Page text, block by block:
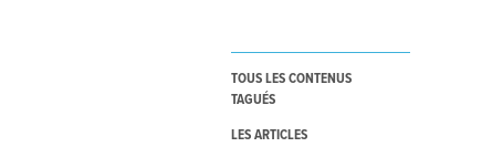
TOUS LES CONTENUS
TAGUÉS
LES ARTICLES